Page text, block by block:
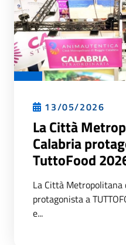
13/05/2026
La Città
Calabria
TuttoFood
La Città Metropolitana
protagonista a
e...